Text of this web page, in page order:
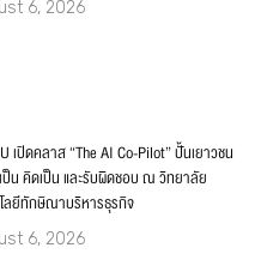
6, 2026
เปิดคลาส “The AI Co-Pilot” ปั้นเยาวชน
ป็น คิดเป็น และรับผิดชอบ ณ วิทยาลัย
โลยีทักษิณาบริหารธุรกิจ
6, 2026